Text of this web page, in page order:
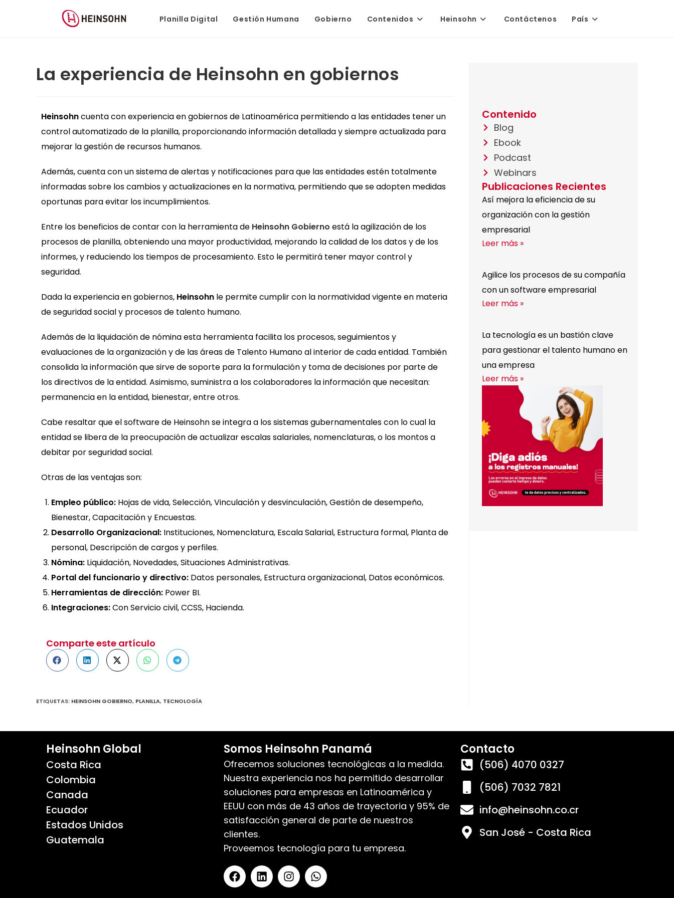
Planilla Digital Gestión Humana Gobierno Contenidos Heinsohn Contáctenos País
La experiencia de Heinsohn en gobiernos
Heinsohncuenta con experiencia en gobiernos de Latinoamérica permitiendo a las entidades tener un
control automatizado de la planilla, proporcionando información detallada y siempre actualizada para
mejorar la gestión de recursos humanos.
Además, cuenta con un sistema de alertas y notificaciones para que las entidades estén totalmente
informadas sobre los cambios y actualizaciones en la normativa, permitiendo que se adopten medidas
oportunas para evitar los incumplimientos.
Entre los beneficios de contar con la herramienta de Heinsohn Gobierno está la agilización de los
procesos de planilla, obteniendo una mayor productividad, mejorando la calidad de los datos y de los
informes, y reduciendo los tiempos de procesamiento. Esto le permitirá tener mayor control y
seguridad.
Dada la experiencia en gobiernos, Heinsohn le permite cumplir con la normatividad vigente en materia
de seguridad social y procesos de talento humano.
Además de la liquidación de nómina esta herramienta facilita los procesos, seguimientos y
evaluaciones de la organización y de las áreas de Talento Humano al interior de cada entidad. También
consolida la información que sirve de soporte para la formulación y toma de decisiones por parte de
los directivos de la entidad. Asimismo, suministra a los colaboradores la información que necesitan:
permanencia en la entidad, bienestar, entre otros.
Cabe resaltar que el software de Heinsohn se integra a los sistemas gubernamentales con lo cual la
entidad se libera de la preocupación de actualizar escalas salariales, nomenclaturas, o los montos a
debitar por seguridad social.
Otras de las ventajas son:
Empleo público: Hojas de vida, Selección, Vinculación y desvinculación, Gestión de desempeño,
Bienestar, Capacitación y Encuestas.
Desarrollo Organizacional: Instituciones, Nomenclatura, Escala Salarial, Estructura formal, Planta de
personal, Descripción de cargos y perfiles.
Nómina: Liquidación, Novedades, Situaciones Administrativas.
Portal del funcionario y directivo: Datos personales, Estructura organizacional, Datos económicos.
Herramientas de dirección: Power BI.
Integraciones:Con Servicio civil, CCSS, Hacienda.
Comparte este artículo
ETIQUETAS: HEINSOHN GOBIERNO, PLANILLA, TECNOLOGÍA
Contenido
Blog
Ebook
Podcast
Webinars
Publicaciones Recientes
Así mejora la eficiencia de su
organización con la gestión
empresarial
Leer más »
Agilice los procesos de su compañía
con un software empresarial
Leer más »
La tecnología es un bastión clave
para gestionar el talento humano en
una empresa
Leer más »
Heinsohn Global
Costa Rica
Colombia
Canada
Ecuador
Estados Unidos
Guatemala
Somos Heinsohn Panamá
Ofrecemos soluciones tecnológicas a la medida.
Nuestra experiencia nos ha permitido desarrollar
soluciones para empresas en Latinoamérica y
EEUU con más de 43 años de trayectoria y 95% de
satisfacción general de parte de nuestros
clientes.
Proveemos tecnología para tu empresa.
Contacto
(506) 4070 0327
(506) 7032 7821
info@heinsohn.co.cr
San José - Costa Rica